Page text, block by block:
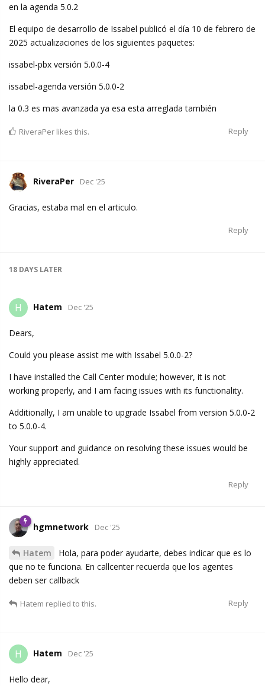
en la agenda 5.0.2
El equipo de desarrollo de Issabel publicó el día 10 de febrero de
2025 actualizaciones de los siguientes paquetes:
issabel-pbx versión 5.0.0-4
issabel-agenda versión 5.0.0-2
la 0.3 es mas avanzada ya esa esta arreglada también
Reply
RiveraPer likes this.
RiveraPer Dec '25
Gracias, estaba mal en el articulo.
Reply
18 DAYS LATER
H Hatem Dec '25
Dears,
Could you please assist me with Issabel 5.0.0-2?
I have installed the Call Center module; however, it is not
working properly, and I am facing issues with its functionality.
Additionally, I am unable to upgrade Issabel from version 5.0.0-2
to 5.0.0-4.
Your support and guidance on resolving these issues would be
highly appreciated.
Reply
hgmnetwork Dec '25
Hatem
Hola, para poder ayudarte, debes indicar que es lo
que no te funciona. En callcenter recuerda que los agentes
deben ser callback
Reply
Hatem replied to this.
H Hatem Dec '25
Hello dear,